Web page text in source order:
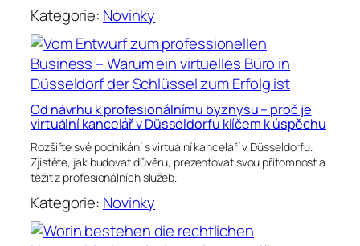
Kategorie: Novinky
Od návrhu k profesionálnímu byznysu – proč je
virtuální kancelář v Düsseldorfu klíčem k úspěchu
Rozšiřte své podnikání s virtuální kanceláří v Düsseldorfu.
Zjistěte, jak budovat důvěru, prezentovat svou přítomnost a
těžit z profesionálních služeb.
Kategorie: Novinky